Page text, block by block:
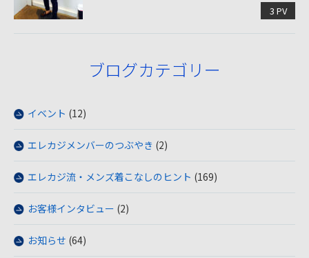
3 PV
ブログカテゴリー
イベント (12)
エレカジメンバーのつぶやき (2)
エレカジ流・メンズ着こなしのヒント (169)
お客様インタビュー (2)
お知らせ (64)